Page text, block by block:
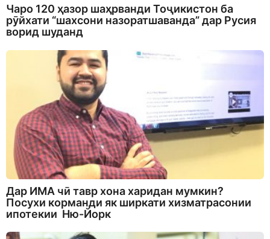
Чаро 120 ҳазор шаҳрванди Тоҷикистон ба
рӯйхати “шахсони назоратшаванда” дар Русия
ворид шуданд
Дар ИМА чӣ тавр хона харидан мумкин?
Посухи корманди як ширкати хизматрасонии
ипотекии Ню-Йорк